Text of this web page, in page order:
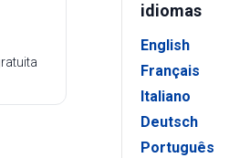
idiomas
English
Français
Italiano
Deutsch
Português